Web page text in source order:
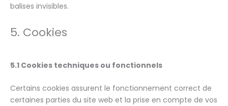
balises invisibles.
5. Cookies
5.1 Cookies techniques ou fonctionnels
Certains cookies assurent le fonctionnement correct de
certaines parties du site web et la prise en compte de vos